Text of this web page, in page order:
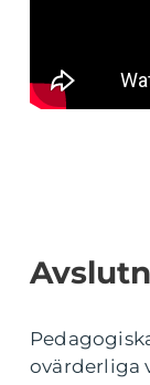
ovärderliga